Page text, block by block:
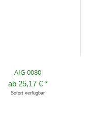
AIG-0080
ab 25,17 € *
Sofort verfügbar